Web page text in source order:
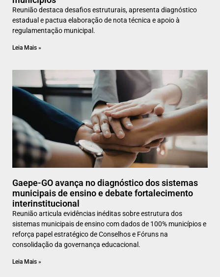
Reunião destaca desafios estruturais, apresenta diagnóstico
estadual e pactua elaboração de nota técnica e apoio à
regulamentação municipal.
Leia Mais »
Gaepe-GO avança no diagnóstico dos sistemas
municipais de ensino e debate fortalecimento
interinstitucional
Reunião articula evidências inéditas sobre estrutura dos
sistemas municipais de ensino com dados de 100% municípios e
reforça papel estratégico de Conselhos e Fóruns na
consolidação da governança educacional.
Leia Mais »